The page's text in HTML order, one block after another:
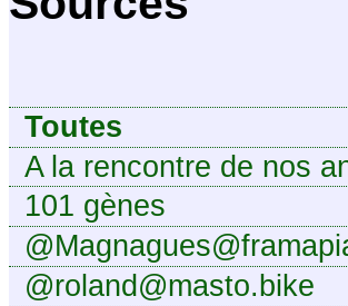
Toutes
A la rencontre de nos
101 gènes
@roland@masto.bike